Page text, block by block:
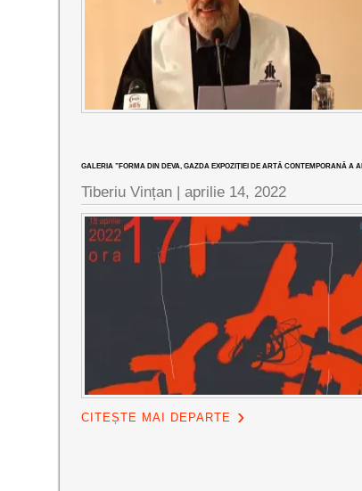
GALERIA ”FORMA DIN DEVA, GAZDA EXPOZIȚIEI DE ARTĂ CONTEMPORANĂ A
Tiberiu Vințan |aprilie 14, 2022
CITEȘTE MAI DEPARTE